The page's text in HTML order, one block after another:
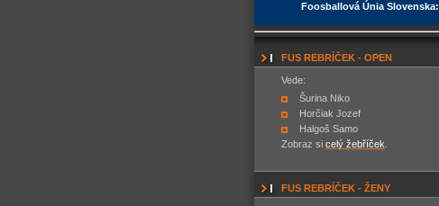
Foosballová Únia Slovenska:
FUS REBRÍČEK - OPEN
Vede:
Šurina Niko
Horčiak Jozef
Halgoš Samo
Zobraz si celý žebříček
FUS REBRÍČEK - ŽENY